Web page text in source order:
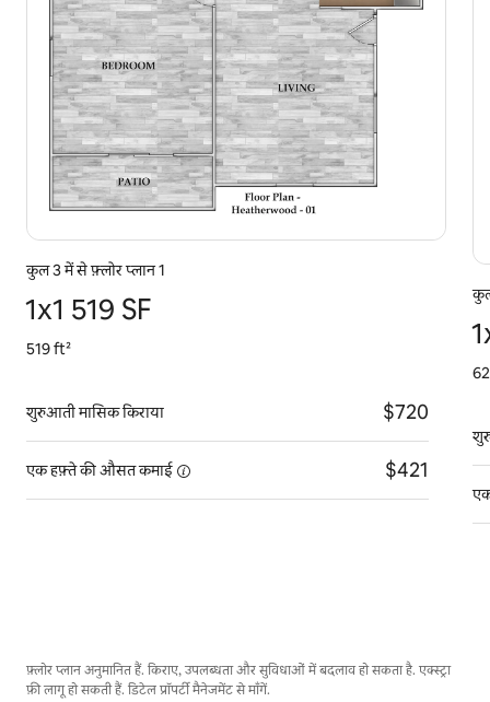
कुल 3 में से फ़्लोर प्लान 1
1x1 519 SF
519 ft²
शुरुआती मासिक किराया $720
एक हफ़्ते की औसतकमाई $421
फ़्लोर प्लान अनुमानित हैं. किराए, उपलब्धता और सुविधाओं में बदलाव हो सकता है. एक्स्ट्रा
फ़ी लागू हो सकती हैं. डिटेल प्रॉपर्टी मैनेजमेंट से माँगें.